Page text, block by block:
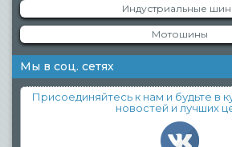
Индустриальные
Мотошины
Мы в соц. сетях
Присоединяйтесь к нам и будьте в
новостей и лучших